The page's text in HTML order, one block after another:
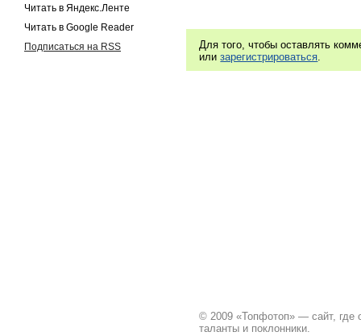
Читать в Яндекс.Ленте
Читать в Google Reader
Подписаться на RSS
Для того, чтобы оставлять
илизарегистрироваться.
© 2009 «Топфотоп» — сайт, где
таланты и поклонники.